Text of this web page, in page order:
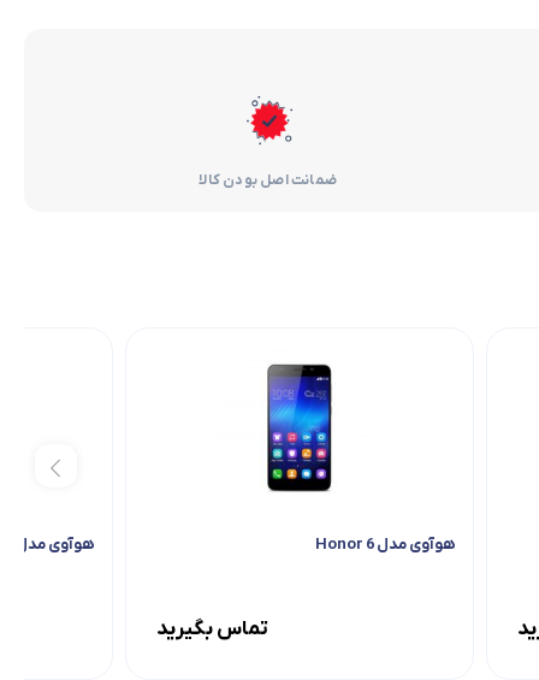
ضمانت اصل بودن کالا
هوآوی مدل Honor 6
تماس بگیرید
هوآوی مدل ۲۰۱۸ Y7 Prime